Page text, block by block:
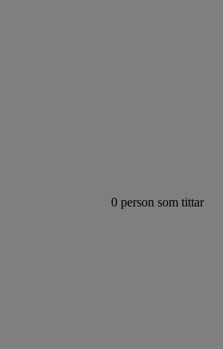
0 person som tittar